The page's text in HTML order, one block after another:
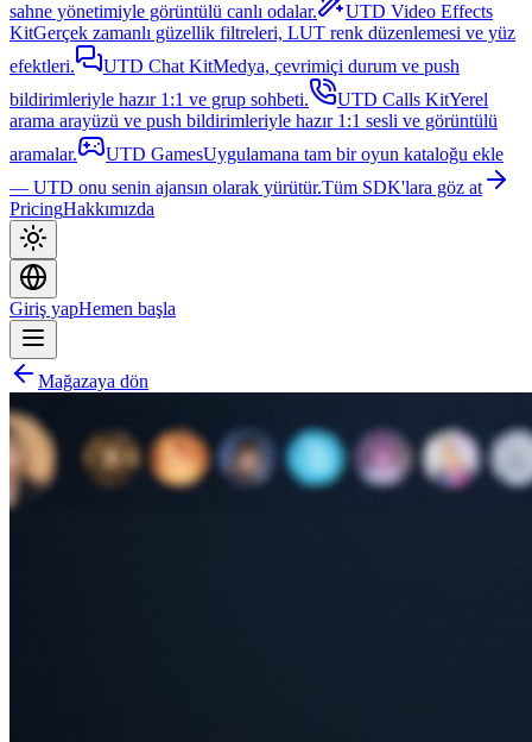
sahne yönetimiyle görüntülü canlı odalar.
UTD Video Effects
KitGerçek zamanlı güzellik filtreleri, LUT renk düzenlemesi ve yüz
efektleri.
UTD Chat KitMedya, çevrimiçi durum ve push
bildirimleriyle hazır 1:1 ve grup sohbeti.
UTD Calls KitYerel
arama arayüzü ve push bildirimleriyle hazır 1:1 sesli ve görüntülü
aramalar.
UTD GamesUygulamana tam bir oyun kataloğu ekle
— UTD onu senin ajansın olarak yürütür.Tüm SDK'lara göz at
PricingHakkımızda
Giriş yapHemen başla
Mağazaya dön